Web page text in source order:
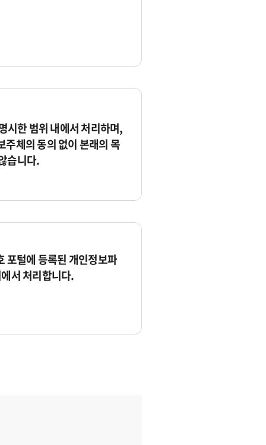
시한 범위 내에서 처리하며,
체의 동의 없이 본래의 목
습니다.
포털에 등록된 개인정보파
서 처리합니다.